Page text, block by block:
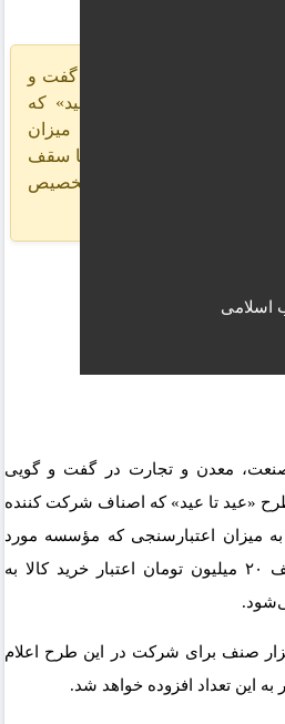
اسلامی
صنعت، معدن و تجارت در گفت و
کرد: در طرح «عید تا عید» که
آن هستند با توجه به میزان
مورد نظر اعلام می‌کند تا سقف
خرید کالا به کارمندان تخصیص
معدن و تجارت در گفت و گویی
«عید تا عید» که اصناف شرکت کننده
میزان اعتبارسنجی که مؤسسه مورد
نظر اعلام می‌کند تا سقف ۲۰ میلیون تومان اعتبار خرید کالا به
هم اکنون ۲۰ هزار صنف برای شرکت در این طرح اعلام
به این تعداد افزوده خواهد شد.